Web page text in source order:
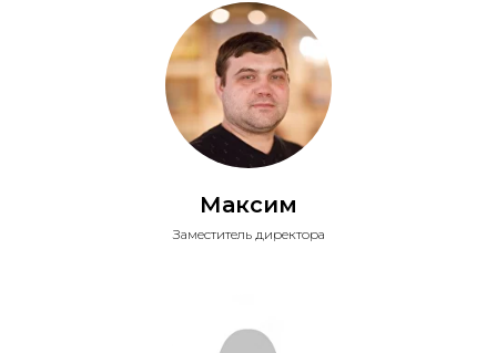
Максим
Заместитель директора